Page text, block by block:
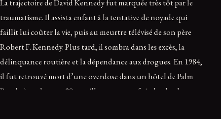
La trajectoire de David Kennedy fut marquée très tôt par le
traumatisme. Il assista enfant à la tentative de noyade qui
faillit lui coûter la vie, puis au meurtre télévisé de son père
Robert F. Kennedy. Plus tard, il sombra dans les excès, la
délinquance routière et la dépendance aux drogues. En 1984,
il fut retrouvé mort d’une overdose dans un hôtel de Palm
Beach, à seulement 28 ans, illustrant une fois de plus la